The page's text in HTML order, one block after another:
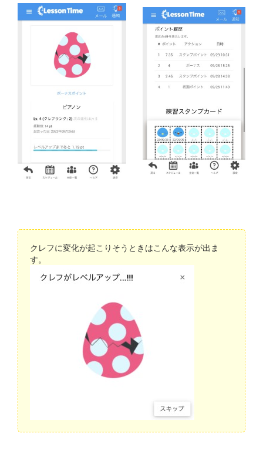
クレフに変化が起こりそうときはこんな表示が出ま
す。